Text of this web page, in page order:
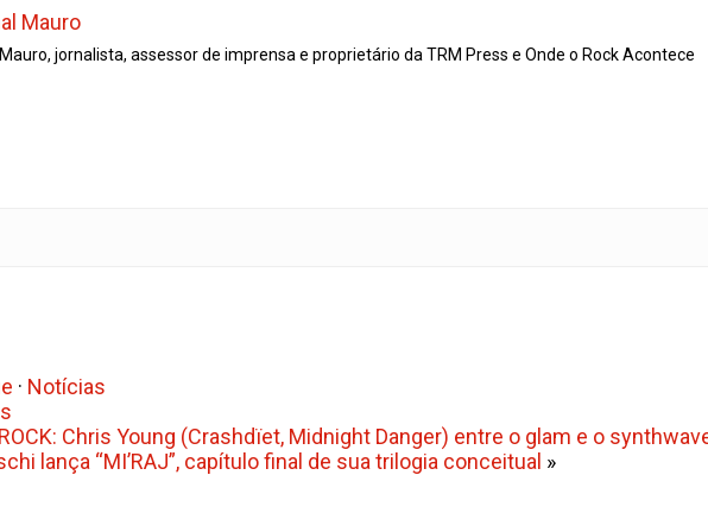
Mauro
jornalista, assessor de imprensa e proprietário da TRM Press e Onde o Rock Acontece
· Notícias
Chris Young (Crashdïet, Midnight Danger) entre o glam e o
lança “MI’RAJ”, capítulo final de sua trilogia conceitual »